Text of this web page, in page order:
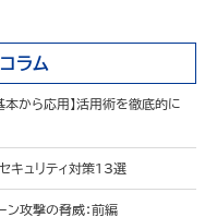
ラム
から応用】活用術を徹底的に
キュリティ対策13選
ン攻撃の脅威：前編